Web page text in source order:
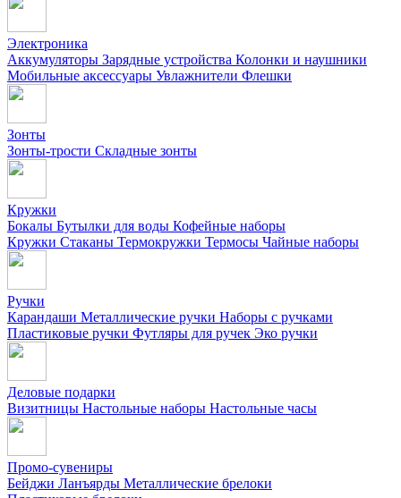
Электроника
Аккумуляторы Зарядные устройства Колонки и наушники
Мобильные аксессуары Увлажнители Флешки
Зонты
Зонты-трости Складные зонты
Кружки
Бокалы Бутылки для воды Кофейные наборы
Кружки Стаканы Термокружки Термосы Чайные наборы
Ручки
Карандаши Металлические ручки Наборы с ручками
Пластиковые ручки Футляры для ручек Эко ручки
Деловые подарки
Визитницы Настольные наборы Настольные часы
Промо-сувениры
Бейджи Ланъярды Металлические брелоки